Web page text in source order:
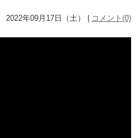
2022年09月17日（土） | コメント(0)